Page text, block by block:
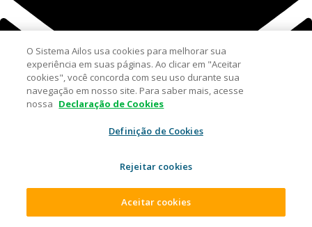
O Sistema Ailos usa cookies para melhorar sua
experiência em suas páginas. Ao clicar em "Aceitar
cookies", você concorda com seu uso durante sua
navegação em nosso site. Para saber mais, acesse
nossa Declaração de Cookies
Definição de Cookies
Rejeitar cookies
Aceitar cookies